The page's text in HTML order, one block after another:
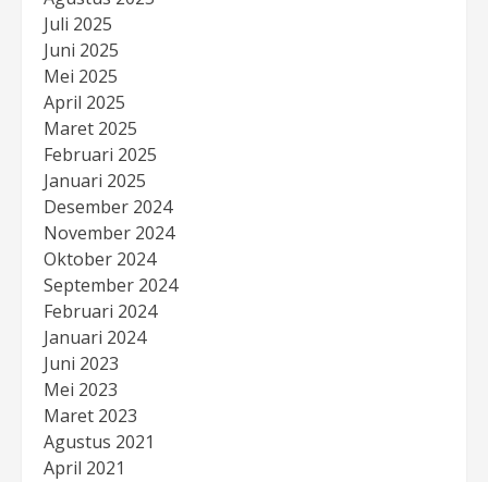
Juli 2025
Juni 2025
Mei 2025
April 2025
Maret 2025
Februari 2025
Januari 2025
Desember 2024
November 2024
Oktober 2024
September 2024
Februari 2024
Januari 2024
Juni 2023
Mei 2023
Maret 2023
Agustus 2021
April 2021